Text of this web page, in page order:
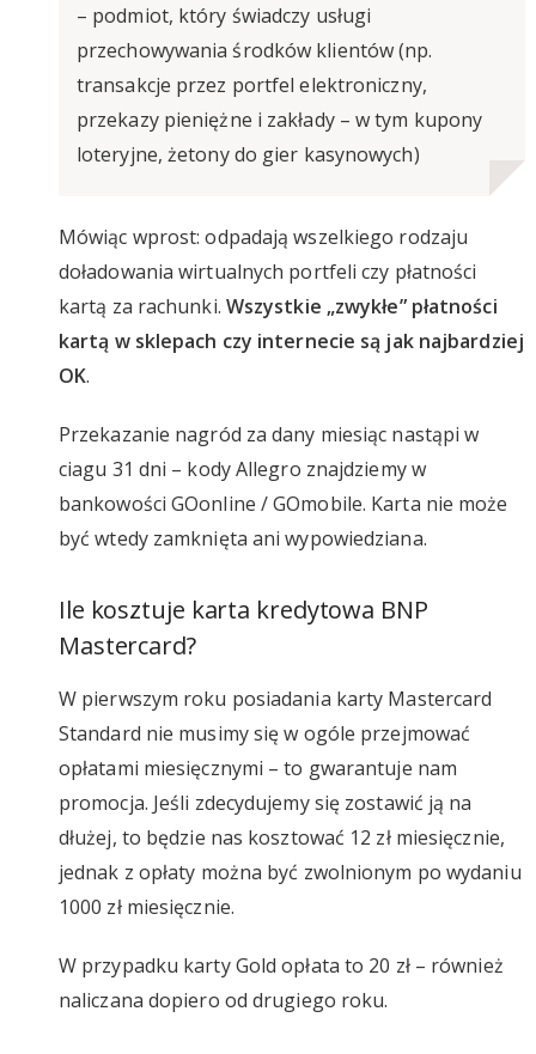
– podmiot, który świadczy usługi
przechowywania środków klientów (np.
transakcje przez portfel elektroniczny,
przekazy pieniężne i zakłady – w tym kupony
loteryjne, żetony do gier kasynowych)
Mówiąc wprost: odpadają wszelkiego rodzaju
doładowania wirtualnych portfeli czy płatności
kartą za rachunki. Wszystkie „zwykłe” płatności
kartą w sklepach czy internecie są jak najbardziej
OK.
Przekazanie nagród za dany miesiąc nastąpi w
ciagu 31 dni – kody Allegro znajdziemy w
bankowości GOonline / GOmobile. Karta nie może
być wtedy zamknięta ani wypowiedziana.
Ile kosztuje karta kredytowa BNP
Mastercard?
W pierwszym roku posiadania karty Mastercard
Standard nie musimy się w ogóle przejmować
opłatami miesięcznymi – to gwarantuje nam
promocja. Jeśli zdecydujemy się zostawić ją na
dłużej, to będzie nas kosztować 12 zł miesięcznie,
jednak z opłaty można być zwolnionym po wydaniu
1000 zł miesięcznie.
W przypadku karty Gold opłata to 20 zł – również
naliczana dopiero od drugiego roku.